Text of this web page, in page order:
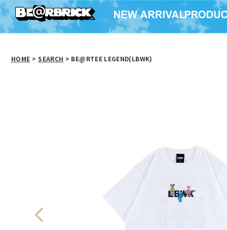
HOME > SEARCH > BE@RTEE LEGEND(LBWK)